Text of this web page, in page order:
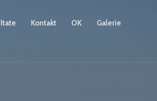
Kontakt OK Galerie